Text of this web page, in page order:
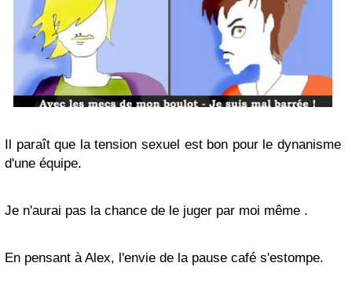
Il paraît que la tension sexuel est bon pour le dynanisme
d'une équipe.
Je n'aurai pas la chance de le juger par moi même .
En pensant à Alex, l'envie de la pause café s'estompe.